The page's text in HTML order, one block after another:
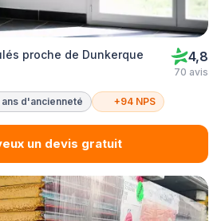
proche de Dunkerque 4,8
70 avis
d'ancienneté +94 NPS
un devis gratuit